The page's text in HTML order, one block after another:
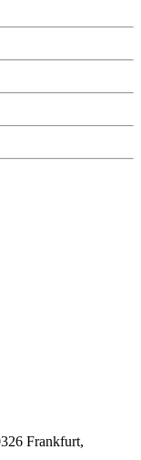
Frankfurt,